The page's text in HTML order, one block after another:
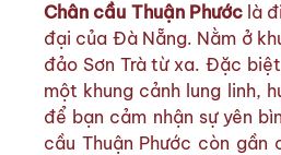
Chân cầu Thuận Phướclà
đại của Đà Nẵng. Nằm ở
đảo Sơn Trà từ xa. Đặc
một khung cảnh lung linh,
để bạn cảm nhận sự yên
cầu Thuận Phước còn